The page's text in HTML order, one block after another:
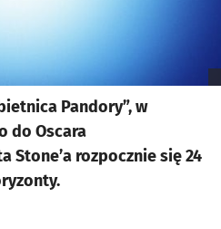
Pandory”, w
do Oscara
Stone’a rozpocznie się 24